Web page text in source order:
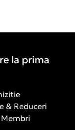
la prima
& Reduceri